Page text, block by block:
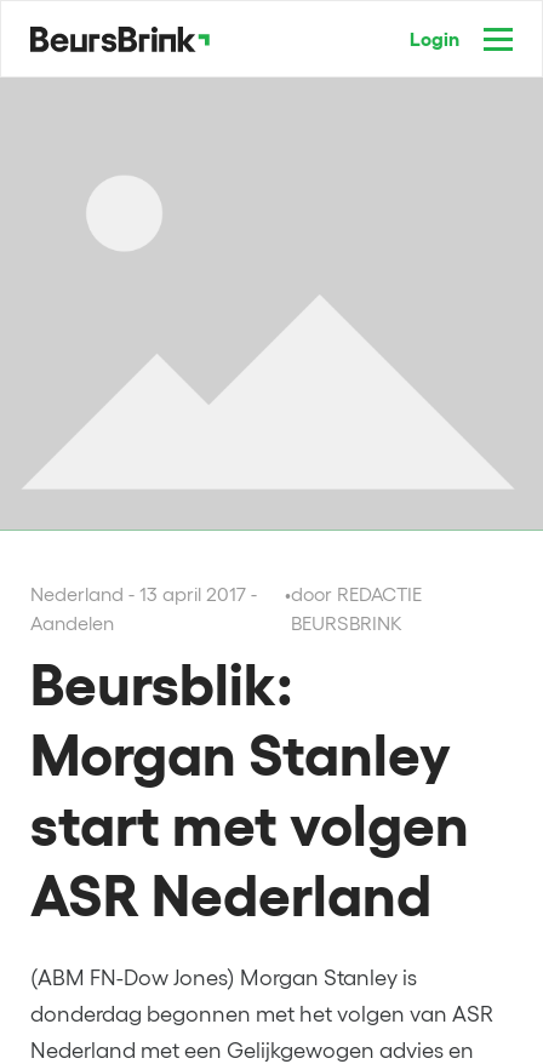
Login
Nederland - 13 april 2017 -
Aandelen
•door REDACTIE
BEURSBRINK
Beursblik:
Morgan Stanley
start met volgen
ASR Nederland
(ABM FN-Dow Jones) Morgan Stanley is
donderdag begonnen met het volgen van ASR
Nederland met een Gelijkgewogen advies en